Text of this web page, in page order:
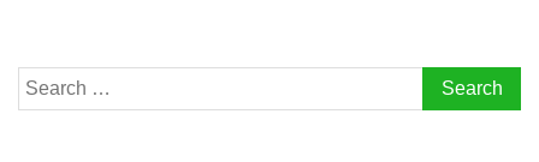
Search
for: